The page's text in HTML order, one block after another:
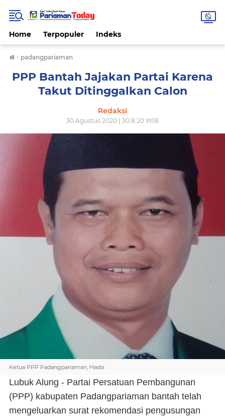
Home Terpopuler Indeks
› padangpariaman
PPP Bantah Jajakan Partai Karena
Takut Ditinggalkan Calon
Redaksi
30 Agustus 2020 | 30.8.20 WIB
Ketua PPP Padangpariaman, Hasbi
Lubuk Alung - Partai Persatuan Pembangunan
(PPP) kabupaten Padangpariaman bantah telah
mengeluarkan surat rekomendasi pengusungan